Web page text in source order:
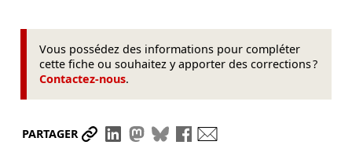
Vous possédez des informations pour compléter
cette fiche ou souhaitez y apporter des corrections ?
Contactez-nous.
PARTAGER Partager le lien
Partager sur LinkedIn
Partager sur Mastodon
Partager sur Bluesky
Partager sur Facebook